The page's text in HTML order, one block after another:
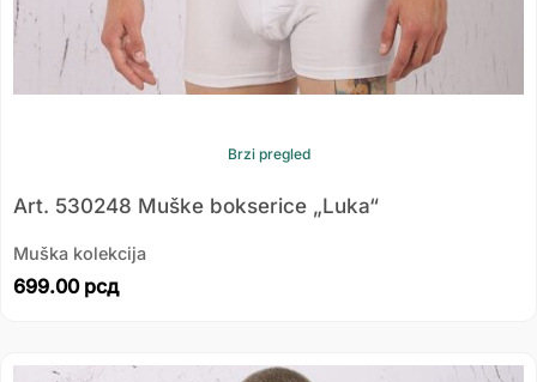
Brzi pregled
Art. 530248 Muške bokserice „Luka“
Muška kolekcija
699.00 рсд